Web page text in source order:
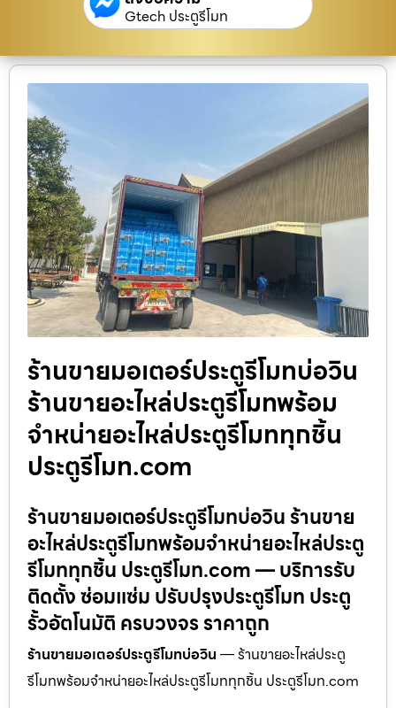
Gtech ประตูรีโมท
ร้านขายมอเตอร์ประตูรีโมทบ่อวิน
ร้านขายอะไหล่ประตูรีโมทพร้อม
จำหน่ายอะไหล่ประตูรีโมททุกชิ้น
ประตูรีโมท.com
ร้านขายมอเตอร์ประตูรีโมทบ่อวิน ร้านขาย
อะไหล่ประตูรีโมทพร้อมจำหน่ายอะไหล่ประตู
รีโมททุกชิ้น ประตูรีโมท.com — บริการรับ
ติดตั้ง ซ่อมแซ่ม ปรับปรุงประตูรีโมท ประตู
รั้วอัตโนมัติ ครบวงจร ราคาถูก
ร้านขายมอเตอร์ประตูรีโมทบ่อวิน — ร้านขายอะไหล่ประตู
รีโมทพร้อมจำหน่ายอะไหล่ประตูรีโมททุกชิ้น ประตูรีโมท.com